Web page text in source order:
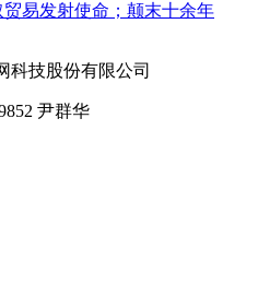
易发射使命；颠末十余年
尹群华